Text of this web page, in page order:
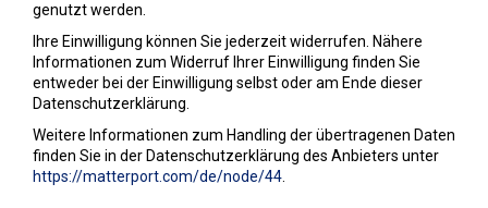
genutzt werden.
Ihre Einwilligung können Sie jederzeit widerrufen. Nähere
Informationen zum Widerruf Ihrer Einwilligung finden Sie
entweder bei der Einwilligung selbst oder am Ende dieser
Datenschutzerklärung.
Weitere Informationen zum Handling der übertragenen Daten
finden Sie in der Datenschutzerklärung des Anbieters unter
https://matterport.com/de/node/44